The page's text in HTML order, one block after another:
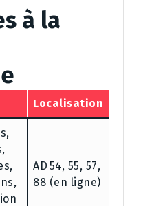
à la
Localisation
AD 54, 55, 57,
88 (en ligne)